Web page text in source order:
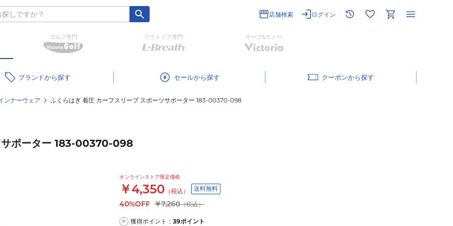
店舗検索 ログイン
ゴルフ専門 アウトドア専門 サーフ&スノー
ブランド セール クーポン
ンナーウェア ふくらはぎ 着圧 カーフスリーブ スポーツサポーター 183-00370-098
サポーター 183-00370-098
オンラインストア限定価格
￥4,350 （税込） 送料無料
40%OFF ￥7,260（税込）
P 獲得ポイント： 39ポイント